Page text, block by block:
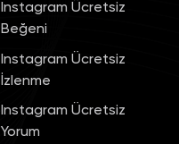
Instagram Ücretsiz
Beğeni
Instagram Ücretsiz
İzlenme
Instagram Ücretsiz
Yorum